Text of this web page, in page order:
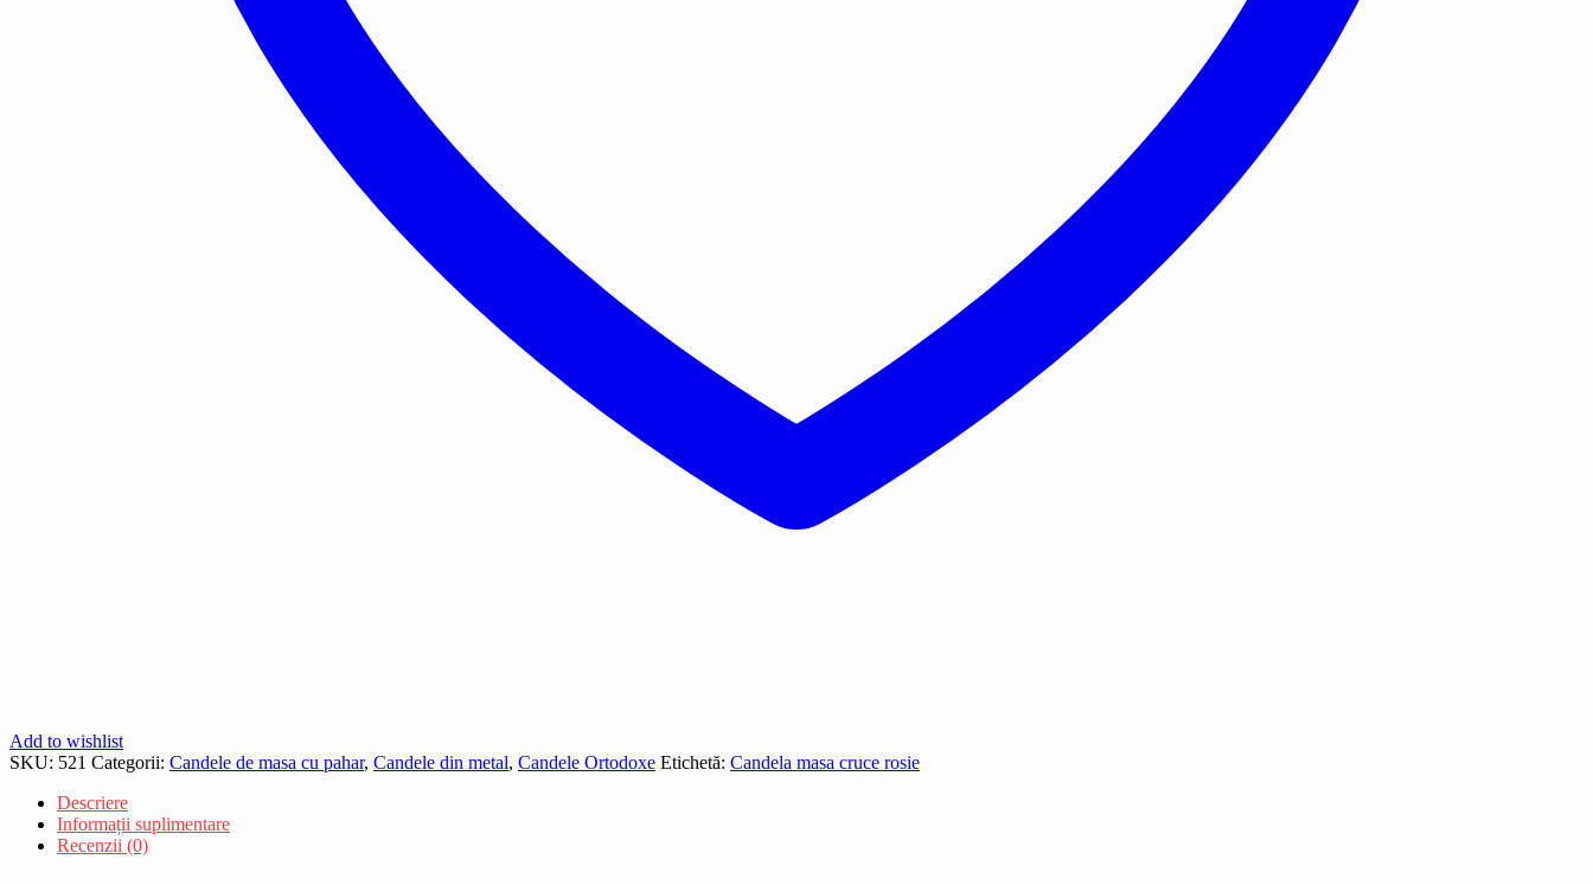
Add to wishlist
SKU: 521 Categorii: Candele de masa cu pahar, Candele din metal, Candele Ortodoxe Etichetă: Candela masa cruce rosie
Descriere
Informații suplimentare
Recenzii (0)